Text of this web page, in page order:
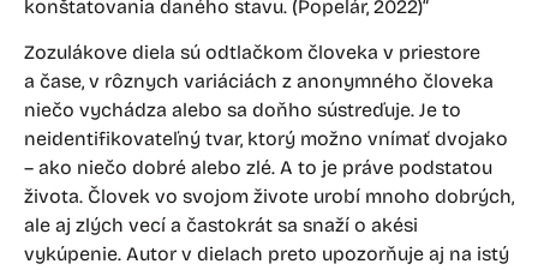
konštatovania daného stavu. (Popelár, 2022)“
Zozulákove diela sú odtlačkom človeka v priestore
a čase, v rôznych variáciách z anonymného človeka
niečo vychádza alebo sa doňho sústreďuje. Je to
neidentifikovateľný tvar, ktorý možno vnímať dvojako
– ako niečo dobré alebo zlé. A to je práve podstatou
života. Človek vo svojom živote urobí mnoho dobrých,
ale aj zlých vecí a častokrát sa snaží o akési
vykúpenie. Autor v dielach preto upozorňuje aj na istý